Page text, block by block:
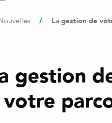
/ La gestion de
gestion